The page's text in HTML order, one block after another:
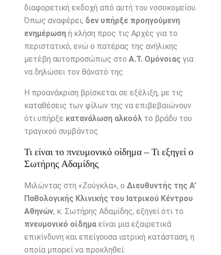
διαφορετική εκδοχή από αυτή του νοσοκομείου.
Όπως αναφέρει, δεν υπήρξε προηγούμενη
ενημέρωσηή κλήση προς τις Αρχές για το
περιστατικό, ενώ ο πατέρας της ανήλικης
μετέβη αυτοπροσώπως στο Α.Τ. Ομόνοιας για
να δηλώσει τον θάνατό της.
Η προανάκριση βρίσκεται σε εξέλιξη, με τις
καταθέσεις των φίλων της να επιβεβαιώνουν
ότι υπήρξε κατανάλωση αλκοόλτο βράδυ του
τραγικού συμβάντος.
Τι είναι το πνευμονικό οίδημα – Τι εξηγεί ο
Σωτήρης Αδαμίδης
Μιλώντας στη «Ζούγκλα», ο Διευθυντής της Α’
Παθολογικής Κλινικής του Ιατρικού Κέντρου
Αθηνών, κ. Σωτήρης Αδαμίδης, εξηγεί ότι το
πνευμονικό οίδημαείναι μια εξαιρετικά
επικίνδυνη και επείγουσα ιατρική κατάσταση, η
οποία μπορεί να προκληθεί: